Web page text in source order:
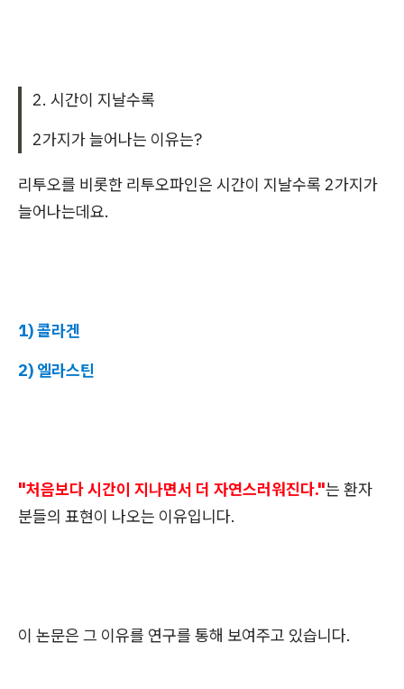
2. 시간이 지날수록
2가지가 늘어나는 이유는?
리투오를 비롯한 리투오파인은 시간이 지날수록 2가지가
늘어나는데요.
1) 콜라겐
2) 엘라스틴
"처음보다 시간이 지나면서 더 자연스러워진다."는 환자
분들의 표현이 나오는 이유입니다.
이 논문은 그 이유를 연구를 통해 보여주고 있습니다.